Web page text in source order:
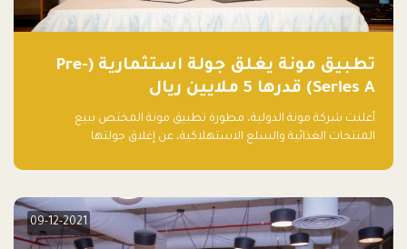
تطبيق مونة يغلق جولة استثمارية (Pre-
Series A) قدرها 5 ملايين ريال
أعلنت شركة مونة الدولية، مطورة تطبيق مونة المختص ببيع
المنتجات الغذائية والسلع الاستهلاكية، عن إغلاق جولتها
دولار أمريكي)، بقيادة شركتي دعم المنشآت المحدودة وتسارع القابضة
09-12-2021